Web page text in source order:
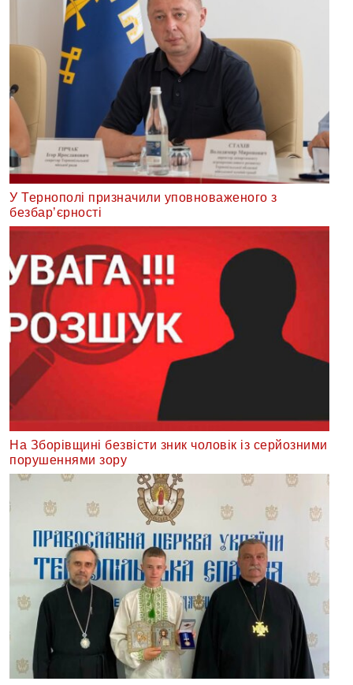
У Тернополі призначили уповноваженого з
безбар’єрності
На Зборівщині безвісти зник чоловік із серйозними
порушеннями зору